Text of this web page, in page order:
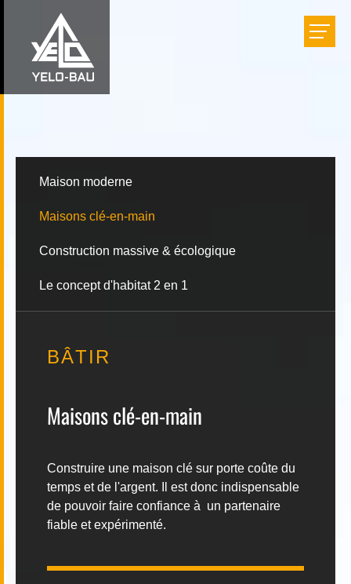
FR | DE
Réalisations
Maison moderne
Maisons clé-en-main
Construction massive & écologique
Le concept d'habitat 2 en 1
BÂTIR
Maisons clé-en-main
Construire une maison clé sur porte coûte du
temps et de l'argent. Il est donc indispensable
de pouvoir faire confiance à un partenaire
fiable et expérimenté.